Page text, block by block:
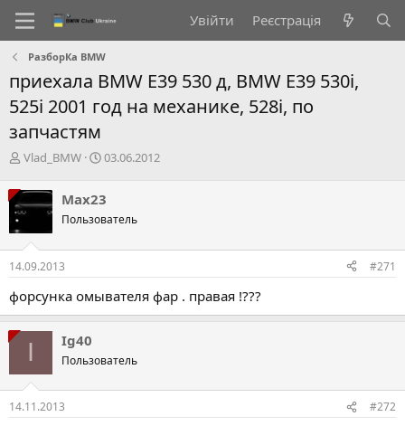
Увійти Реєстрація
РазборКа BMW
приехала BMW E39 530 д, BMW E39 530і,
525і 2001 год на механике, 528i, по
запчастям
А
т
о
т
е
м
Vlad_BMW
Д
а
с
в
е
н
03.06.2012
Max23
Пользователь
14.09.2013 #271
форсунка омывателя фар . правая !???
I Ig40
Пользователь
14.11.2013 #272